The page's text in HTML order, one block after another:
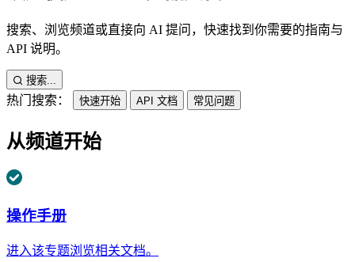
搜索、浏览频道或直接向 AI 提问，快速找到你需要的指南与
API 说明。
搜索...
热门搜索： 快速开始 API 文档 常见问题
从频道开始
操作手册
进入该专题浏览相关文档。